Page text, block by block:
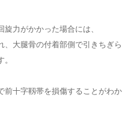
力がかかった場合には、
、大腿骨の付着部側で引きちぎら
前十字靱帯を損傷することがわか